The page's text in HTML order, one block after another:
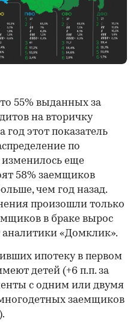
55% выданных за
на вторичку
этот показатель
по
еще
58% заемщиков
чем год назад.
произошли только
в браке вырос
«Домклик».
ипотеку в первом
детей (+6 п.п. за
с одним или двумя
заемщиков